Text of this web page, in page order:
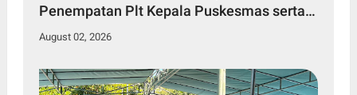
Penempatan Plt Kepala Puskesmas serta
Tenaga Kesehatan
August 02, 2026